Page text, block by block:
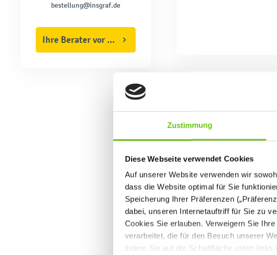
Zustimmung
Diese Webseite verwendet Cookies
Auf unserer Website verwenden wir
dass die Website optimal für Sie
Speicherung Ihrer Präferenzen
dabei, unseren Internetauftriff für Sie zu
Cookies Sie erlauben. Verweigern Sie
verarbeitet, die für den Besuch unserer
indem Sie auf die Schaltfläche unten
bestellung@insgraf.de
Ihre Berater vor Ort